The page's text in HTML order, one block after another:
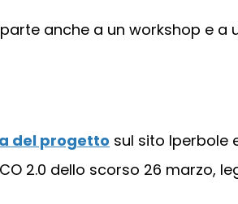
anche a un workshop e
del progetto sul sito Iperbole
2.0 dello scorso 26 marzo,